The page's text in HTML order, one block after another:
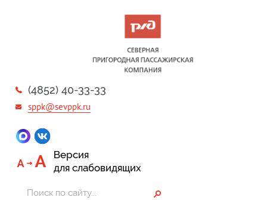
(4852) 40-33-33
sppk@sevppk.ru
Версия
для слабовидящих